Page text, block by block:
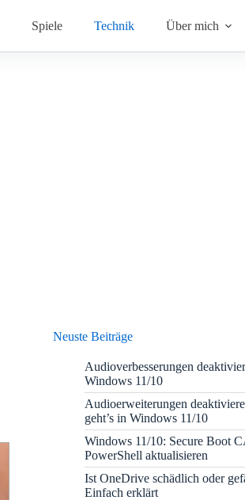
Spiele Technik Über mich
Neuste Beiträge
Audioverbesserungen
Windows 11/10
Audioerweiterungen
geht’s in Windows 11/10
Windows 11/10: Secure Boot
PowerShell aktualisieren
Ist OneDrive schädlich oder
Einfach erklärt